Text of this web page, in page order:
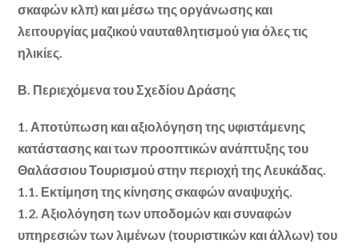
σκαφών κλπ) και μέσω της οργάνωσης και
λειτουργίας μαζικού ναυταθλητισμού για όλες τις
ηλικίες.
Β. Περιεχόμενα του Σχεδίου Δράσης
1. Αποτύπωση και αξιολόγηση της υφιστάμενης
κατάστασης και των προοπτικών ανάπτυξης του
Θαλάσσιου Τουρισμού στην περιοχή της Λευκάδας.
1.1. Εκτίμηση της κίνησης σκαφών αναψυχής.
1.2. Αξιολόγηση των υποδομών και συναφών
υπηρεσιών των λιμένων (τουριστικών και άλλων) του